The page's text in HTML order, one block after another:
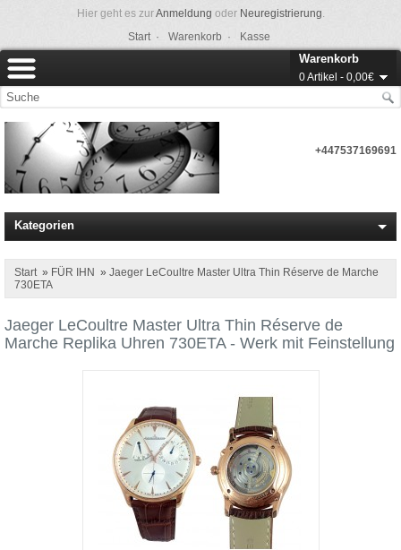
Hier geht es zurAnmeldung oder Neuregistrierung.
Start ·
Warenkorb · Kasse
Warenkorb
0 Artikel - 0,00€
+447537169691
Kategorien
Start» FÜR IHN » Jaeger LeCoultre Master Ultra Thin Réserve de Marche
730ETA
Jaeger LeCoultre Master Ultra Thin Réserve de
Marche Replika Uhren 730ETA - Werk mit Feinstellung